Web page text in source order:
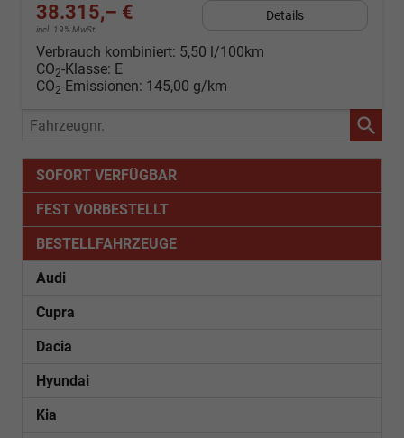
38.315,– €
incl. 19% MwSt.
Details
Verbrauch kombiniert: 5,50 l/100km
CO2-Klasse: E
CO2-Emissionen: 145,00 g/km
Fahrzeugnr.
SOFORT VERFÜGBAR
FEST VORBESTELLT
BESTELLFAHRZEUGE
Audi
Cupra
Dacia
Hyundai
Kia